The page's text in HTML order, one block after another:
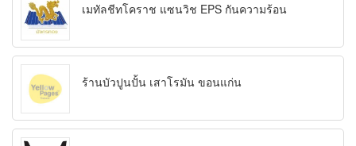
เมทัลชีทโคราช แซนวิช EPS กันความร้อน
ร้านบัวปูนปั้น เสาโรมัน ขอนแก่น